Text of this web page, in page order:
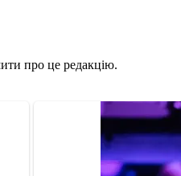
про це редакцію.